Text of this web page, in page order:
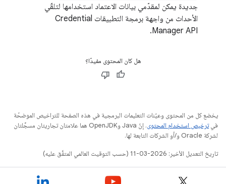
جديدة يمكن لمقدّمي بيانات الاعتماد استخدامها لتلقّي
الأحداث من واجهة برمجة التطبيقات Credential
Manager API.
هل كان المحتوى مفيدًا؟
يخضع كل من المحتوى وعيّنات التعليمات البرمجية في هذه الصفحة للتراخيص الموضحّة
فيترخيص استخدام المحتوى
. إنّ Java وOpenJDK هما علامتان تجاريتان مسجَّلتان
لشركة Oracle و/أو الشركات التابعة لها.
تاريخ التعديل الأخير: 2026-03-11 (حسب التوقيت العالمي المتفَّق عليه)